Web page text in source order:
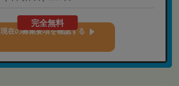
完全無料
現在の募集要項を確認する